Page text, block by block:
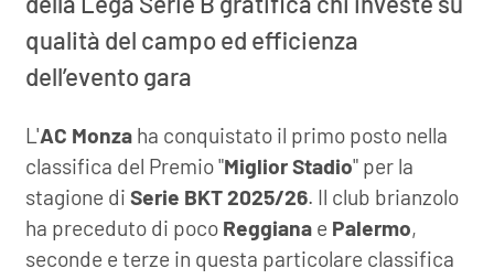
qualità del campo ed efficienza
dell’evento gara
L'AC Monza ha conquistato il primo posto nella
classifica del Premio "Miglior Stadio" per la
stagione di Serie BKT 2025/26. Il club brianzolo
ha preceduto di poco Reggiana e Palermo,
seconde e terze in questa particolare classifica